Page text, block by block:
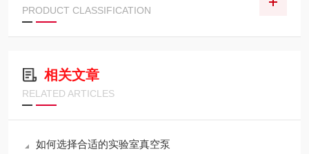
PRODUCT CLASSIFICATION
相关文章
RELATED ARTICLES
如何选择合适的实验室真空泵